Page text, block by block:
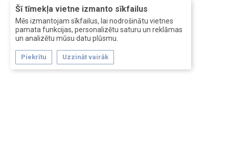
Šī tīmekļa vietne izmanto sīkfailus
Mēs izmantojam sīkfailus, lai nodrošinātu vietnes
pamata funkcijas, personalizētu saturu un reklāmas
un analizētu mūsu datu plūsmu.
Piekrītu Uzzināt vairāk